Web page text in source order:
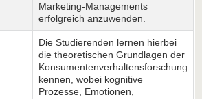
Marketing-Managements
erfolgreich anzuwenden.
Die Studierenden lernen hierbei
die theoretischen Grundlagen der
Konsumentenverhaltensforschung
kennen, wobei kognitive
Prozesse, Emotionen,